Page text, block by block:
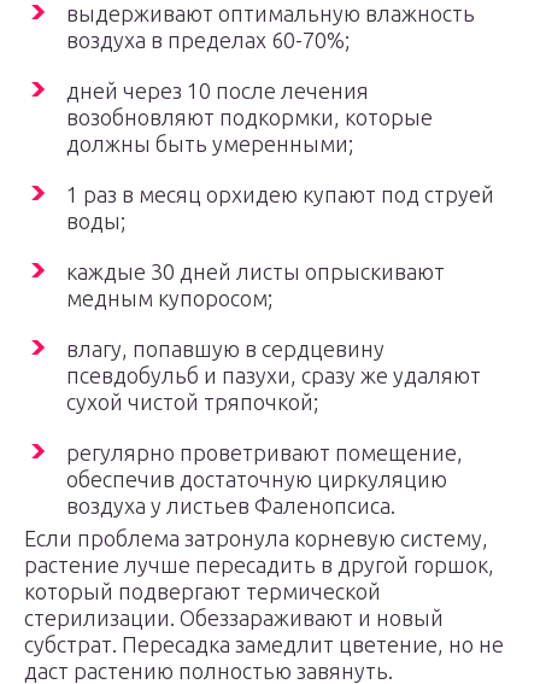
выдерживают оптимальную влажность
воздуха в пределах 60-70%;
дней через 10 после лечения
возобновляют подкормки, которые
должны быть умеренными;
1 раз в месяц орхидею купают под струей
воды;
каждые 30 дней листы опрыскивают
медным купоросом;
влагу, попавшую в сердцевину
псевдобульб и пазухи, сразу же удаляют
сухой чистой тряпочкой;
регулярно проветривают помещение,
обеспечив достаточную циркуляцию
воздуха у листьев Фаленопсиса.
Если проблема затронула корневую систему,
растение лучше пересадить в другой горшок,
который подвергают термической
стерилизации. Обеззараживают и новый
субстрат. Пересадка замедлит цветение, но не
даст растению полностью завянуть.